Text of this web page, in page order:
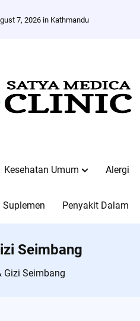
7, 2026 in Kathmandu
Kesehatan Umum Alergi
Suplemen Penyakit Dalam
Seimbang
Gizi Seimbang